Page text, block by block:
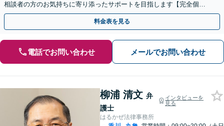
相談者の方のお気持ちに寄り添ったサポートを目指します【完全個室
でのご相談】
料金表を見る
電話でお問い合わせ メールでお問い合わせ
柳浦 清文 弁
護士
インタビューを
見る
はるかぜ法律事務所